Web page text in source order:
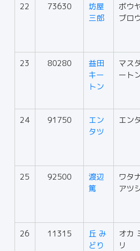
22 73630
坊屋
三郎
ボウ
ブロ
23 80280
益田
キー
トン
マス
ート
24 91750
エン
タツ
エン
25 92500
渡辺
篤
ワタ
アツ
26 11315
丘 み
どり
オカ
リ